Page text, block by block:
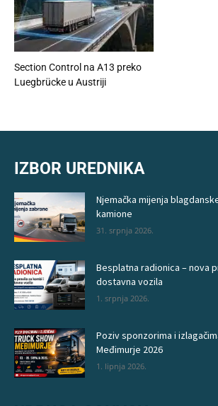
Section Control na A13 preko
Luegbrücke u Austriji
IZBOR UREDNIKA
Njemačka mijenja
kamione
31. srpnja 2026.
Besplatna radionica – nova
dostavna vozila
1. srpnja 2026.
Poziv sponzorima i
Međimurje 2026
1. lipnja 2026.